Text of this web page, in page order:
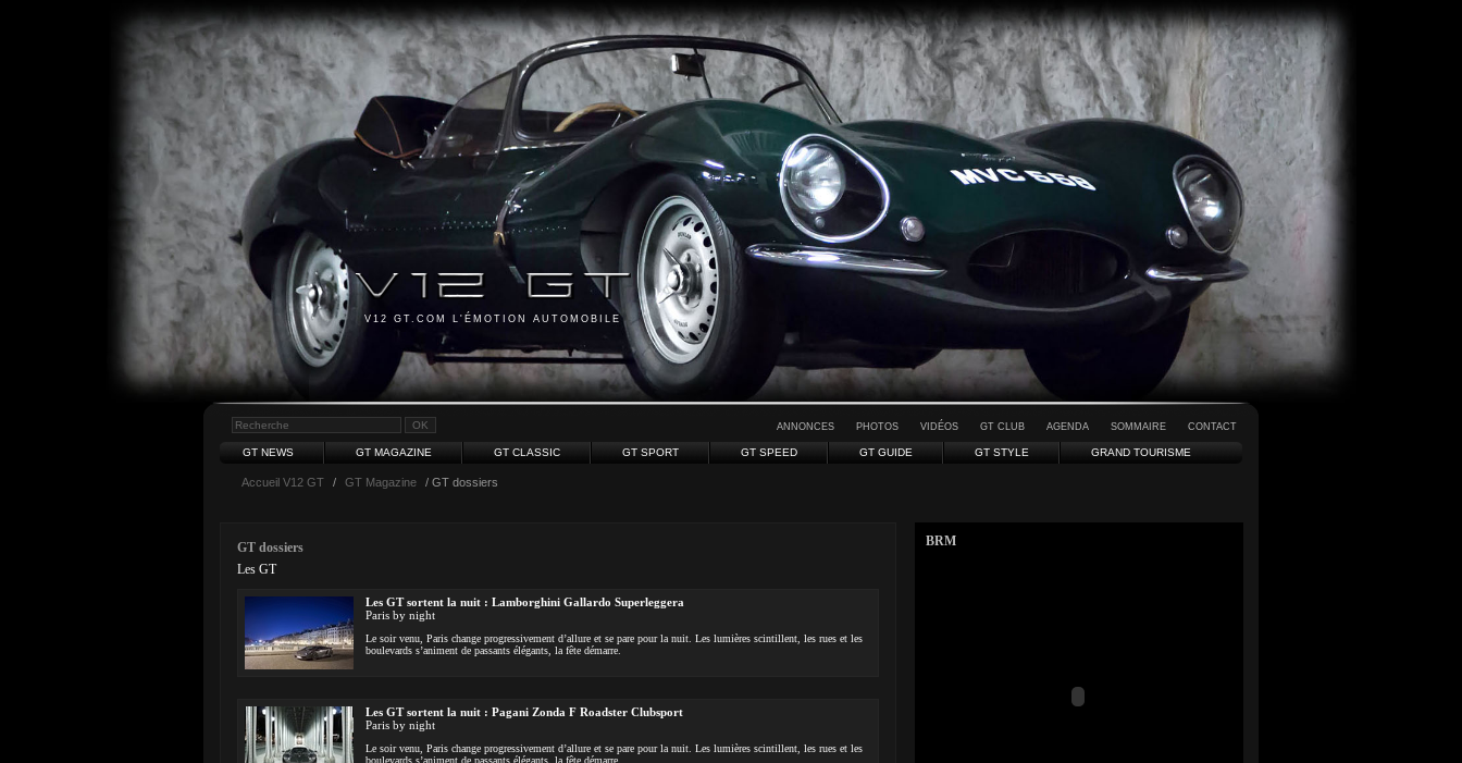
V12 GT.COM L'ÉMOTION AUTOMOBILE
ANNONCES PHOTOS VIDÉOS GT CLUB AGENDA SOMMAIRE CONTACT
GT NEWS GT MAGAZINE GT CLASSIC GT SPORT GT SPEED GT GUIDE GT STYLE GRAND TOURISME
Accueil V12 GT / GT Magazine / GT dossiers
GT dossiers
Les GT
Les GT sortent la nuit : Lamborghini Gallardo Superleggera
Paris by night
Le soir venu, Paris change progressivement d’allure et se pare pour la nuit. Les lumières scintillent, les rues et les
boulevards s’animent de passants élégants, la fête démarre.
Les GT sortent la nuit : Pagani Zonda F Roadster Clubsport
Paris by night
Le soir venu, Paris change progressivement d’allure et se pare pour la nuit. Les lumières scintillent, les rues et les
boulevards s’animent de passants élégants, la fête démarre.
BRM